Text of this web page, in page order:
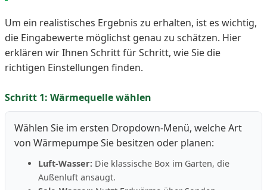
Um ein realistisches Ergebnis zu erhalten, ist es wichtig,
die Eingabewerte möglichst genau zu schätzen. Hier
erklären wir Ihnen Schritt für Schritt, wie Sie die
richtigen Einstellungen finden.
Schritt 1: Wärmequelle wählen
Wählen Sie im ersten Dropdown-Menü, welche Art
von Wärmepumpe Sie besitzen oder planen:
Luft-Wasser: Die klassische Box im Garten, die
Außenluft ansaugt.